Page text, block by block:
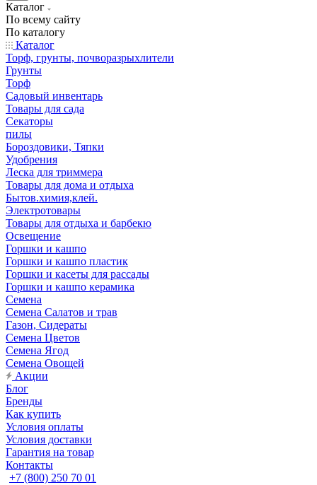
Каталог
По всему сайту
По каталогу
Каталог
Торф, грунты, почворазрыхлители
Грунты
Торф
Садовый инвентарь
Товары для сада
Секаторы
пилы
Бороздовики, Тяпки
Удобрения
Леска для триммера
Товары для дома и отдыха
Бытов.химия,клей.
Электротовары
Товары для отдыха и барбекю
Освещение
Горшки и кашпо
Горшки и кашпо пластик
Горшки и касеты для рассады
Горшки и кашпо керамика
Семена
Семена Салатов и трав
Газон, Сидераты
Семена Цветов
Семена Ягод
Семена Овощей
Акции
Блог
Бренды
Как купить
Условия оплаты
Условия доставки
Гарантия на товар
Контакты
+7 (800) 250 70 01